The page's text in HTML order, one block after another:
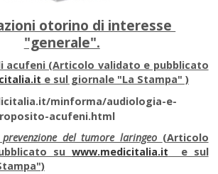
otorino di interesse
"generale".
(Articolo validato e pubblicato
e sul giornale "La Stampa" )
minforma/audiologia-e-
acufeni.html
del tumore laringeo (Articolo
su www.medicitalia.it e sul